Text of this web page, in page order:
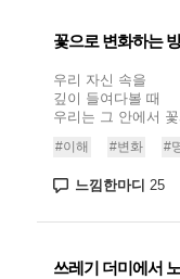
꽃으로 변화하는
우리 자신 속을
깊이 들여다볼 때
우리는 그 안에서
#이해 #변화 #
느낌한마디 25
쓰레기 더미에서